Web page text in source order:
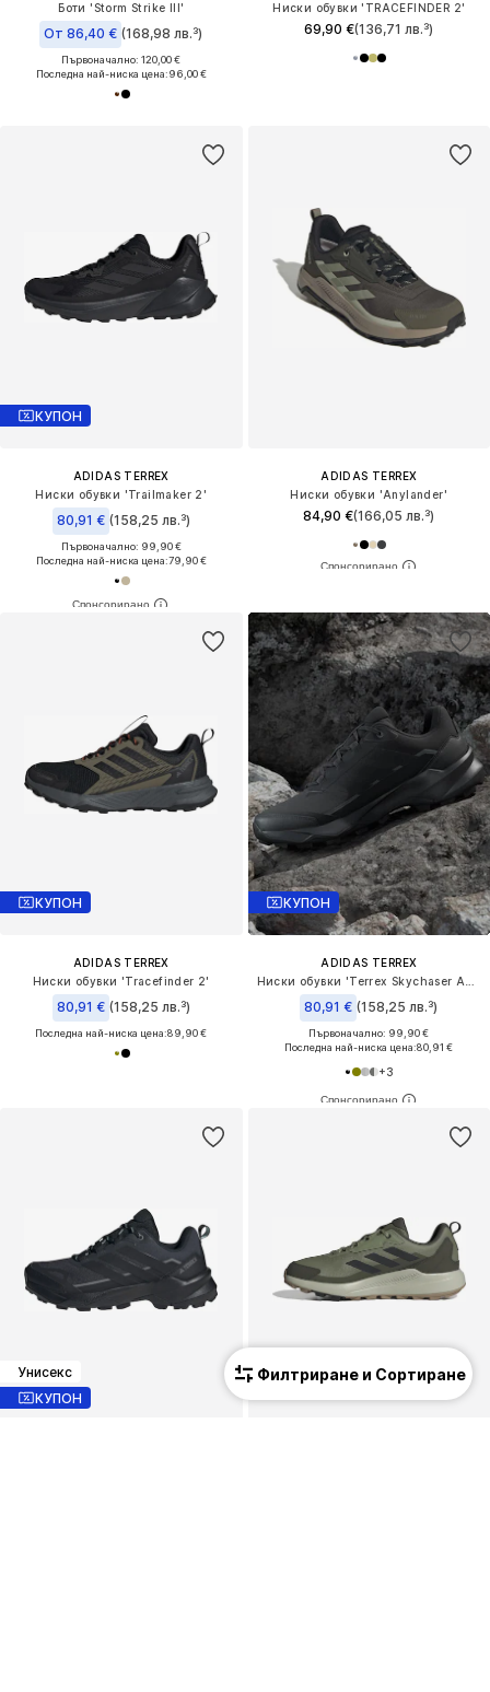
Боти 'Storm Strike III'
От 86,40 € (168,98 лв.³)
Първоначално: 120,00 €
Последна най-ниска цена:96,00 €
Ниски обувки 'TRACEFINDER 2'
69,90 €(136,71 лв.³)
КУПОН
ADIDAS TERREX
Ниски обувки 'Trailmaker 2'
80,91 € (158,25 лв.³)
Първоначално: 99,90 €
Последна най-ниска цена:79,90 €
ADIDAS TERREX
Ниски обувки 'Anylander'
84,90 €(166,05 лв.³)
КУПОН
ADIDAS TERREX
Ниски обувки 'Tracefinder 2'
80,91 € (158,25 лв.³)
Последна най-ниска цена:89,90 €
КУПОН
ADIDAS TERREX
80,91 € (158,25 лв.³)
Първоначално: 99,90 €
Последна най-ниска цена:80,91 €
+3
Унисекс
КУПОН
Филтриране и Сортиране